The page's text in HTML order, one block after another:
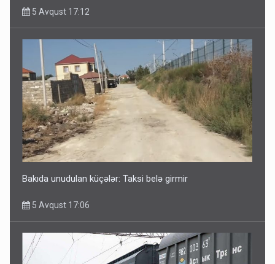
5 Avqust 17:12
Bakıda unudulan küçələr: Taksi belə girmir
5 Avqust 17:06